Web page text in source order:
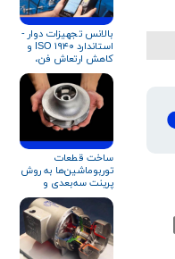
بالانس تجهیزات دوار -
استاندارد ISO ۱۹۴۰ و
کاهش ارتعاش فن،
بلوئر و کمپرسور
ساخت قطعات
توربوماشین‌ها به روش
پرینت سه‌بعدی و
ساخت افزایشی